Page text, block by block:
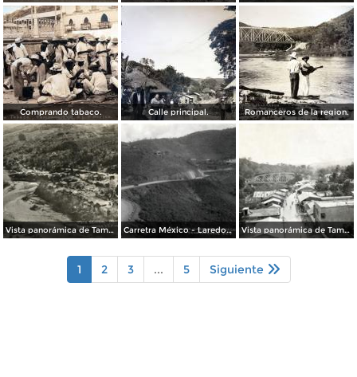
Comprando tabaco. Calle principal. Romanceros de la region.
Vista panorámica de Tamazunchale Carretra México - Laredo, tramo Zacate Grande Vista panorámica de Tamazunchale
1 2 3 ... 5 Siguiente